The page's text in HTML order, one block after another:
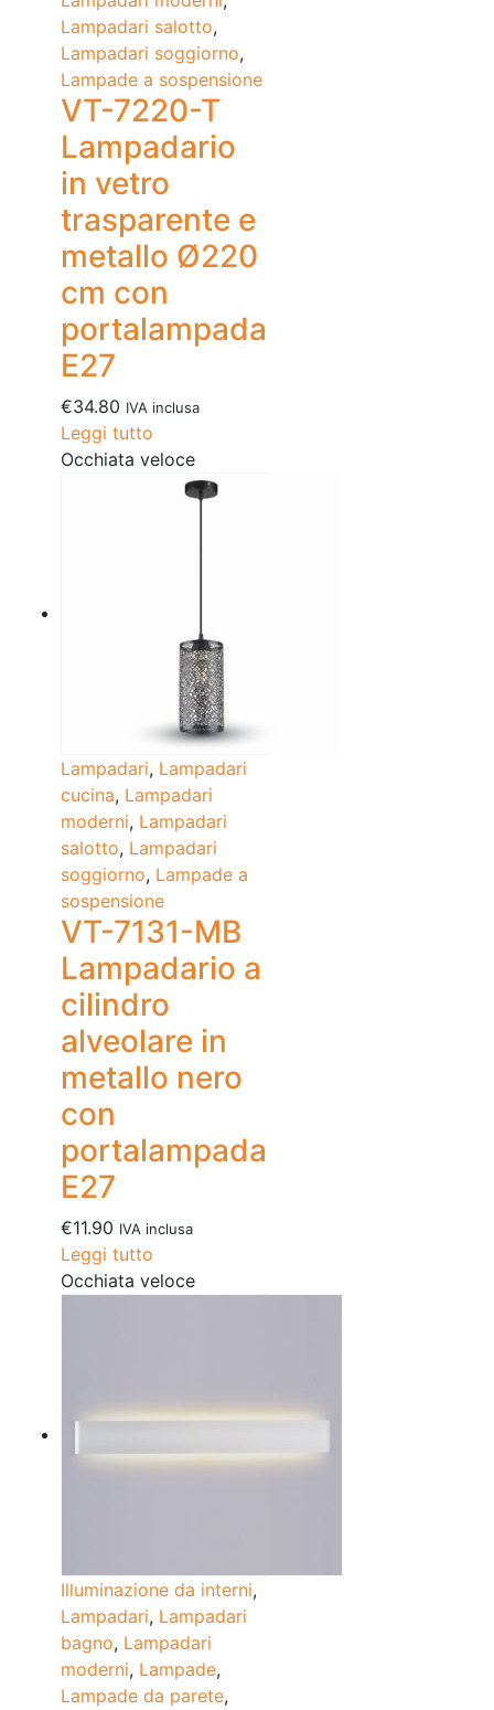
Lampadari salotto,
Lampadari soggiorno,
Lampade a sospensione
VT-7220-T
Lampadario
in vetro
trasparente e
metallo Ø220
cm con
portalampada
E27
€34.80 IVA inclusa
Leggi tutto
Occhiata veloce
Lampadari, Lampadari
cucina, Lampadari
moderni, Lampadari
salotto, Lampadari
soggiorno, Lampade a
sospensione
VT-7131-MB
Lampadario a
cilindro
alveolare in
metallo nero
con
portalampada
E27
€11.90 IVA inclusa
Leggi tutto
Occhiata veloce
Illuminazione da interni,
Lampadari, Lampadari
bagno, Lampadari
moderni, Lampade,
Lampade da parete,